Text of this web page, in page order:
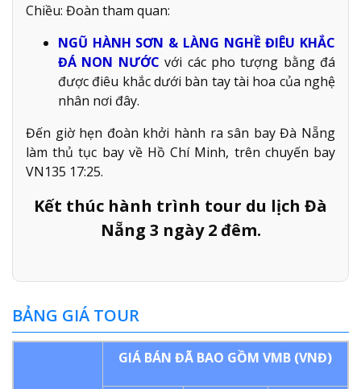
Chiều: Đoàn tham quan:
NGŨ HÀNH SƠN & LÀNG NGHỀ ĐIÊU KHẮC
ĐÁ NON NƯỚC với các pho tượng bằng đá
được điêu khắc dưới bàn tay tài hoa của nghệ
nhân nơi đây.
Đến giờ hẹn đoàn khởi hành ra sân bay Đà Nẵng
làm thủ tục bay về Hồ Chí Minh, trên chuyến bay
VN135 17:25.
Kết thúc hành trình tour du lịch Đà
Nẵng 3 ngày 2 đêm.
BẢNG GIÁ TOUR
GIÁ BÁN ĐÃ BAO GỒM VMB (VNĐ)